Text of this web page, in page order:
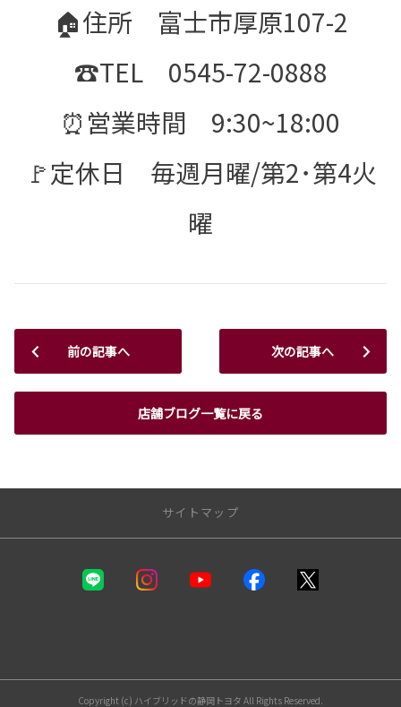
🏠住所 富士市厚原107-2
☎TEL 0545-72-0888
⏰営業時間 9:30~18:00
🚩定休日 毎週月曜/第2･第4火
曜
前の記事へ
店舗ブログ一覧に戻る
次の記事へ
サイトマップ
お支払いプラン
試乗車・展示車一覧Copyright (c) ハイブリッドの静岡トヨタ All Rights Reserved.